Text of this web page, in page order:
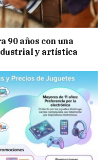
90 años con una
y artística